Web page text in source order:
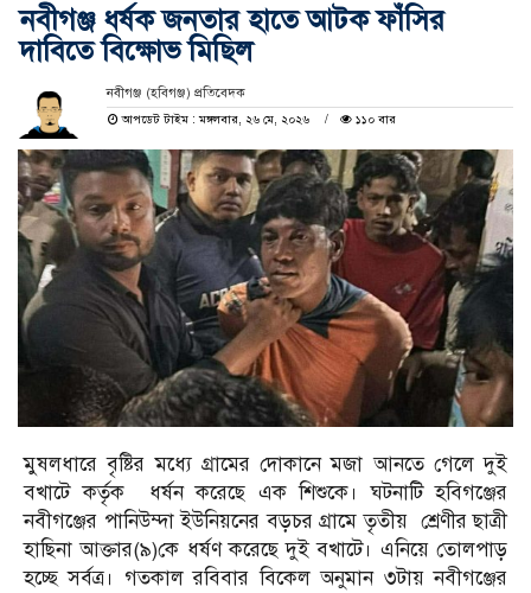
নবীগঞ্জ ধর্ষক জনতার হাতে আটক ফাঁসির
দাবিতে বিক্ষোভ মিছিল
নবীগঞ্জ (হবিগঞ্জ) প্রতিবেদক
আপডেট টাইম : মঙ্গলবার, ২৬ মে, ২০২৬
১১০ বার
মুষলধারে বৃষ্টির মধ্যে গ্রামের দোকানে মজা আনতে গেলে দুই
বখাটে কর্তৃক ধর্ষন করেছে এক শিশুকে। ঘটনাটি হবিগঞ্জের
নবীগঞ্জের পানিউম্দা ইউনিয়নের বড়চর গ্রামে তৃতীয় শ্রেণীর ছাত্রী
হাছিনা আক্তার(৯)কে ধর্ষণ করেছে দুই বখাটে। এনিয়ে তোলপাড়
হচ্ছে সর্বত্র। গতকাল রবিবার বিকেল অনুমান ৩টায় নবীগঞ্জের